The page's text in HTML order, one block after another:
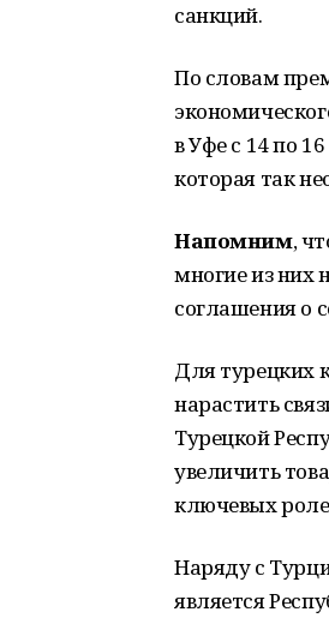
санкций.
По словам
в Уфе с 14 по
которая так
Напомним,
многие из них
соглашения о
Для турецких
нарастить
Турецкой
увеличить
ключевых
Наряду с
является